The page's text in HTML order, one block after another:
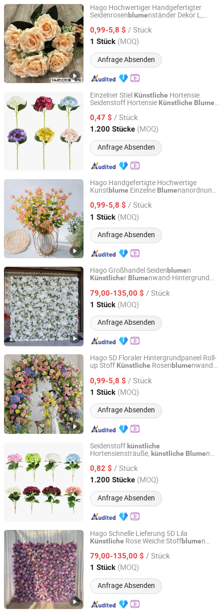
Hago Hochwertiger Handgefertigter
Seidenrosenblumenständer Dekor L,
Künstlicher Pflanzenanzeige für
Hochzeitsdekoration
0,99-5,8 $ / Stück
1 Stück (MOQ)
Anfrage Absenden
Hangzhou Hago Enterprise Development Co., Ltd.
Zhejiang, China Seit 2026
Einzelner Stiel Künstliche Hortensie
Seidenstoff Hortensie Künstliche Blumen
0,47 $ / Stück
1.200 Stücke (MOQ)
Anfrage Absenden
Zhejiang Hansy Craft Co., Ltd
Zhejiang, China Seit 2026
Hago Handgefertigte Hochwertige
Kunstblume Einzelne Blumenanordnung
Hochzeitsheimdekoration
0,99-5,8 $ / Stück
1 Stück (MOQ)
Anfrage Absenden
Hangzhou Hago Enterprise Development Co., Ltd.
Zhejiang, China Seit 2026
Hago Großhandel Seidenblumen
Künstlicher Blumenwand-Hintergrund
79,00-135,00 $ / Stück
1 Stück (MOQ)
Anfrage Absenden
Hangzhou Hago Enterprise Development Co., Ltd.
Zhejiang, China Seit 2026
Hago 5D Floraler Hintergrundpaneel Roll-
up Stoff Künstliche Rosenblumenwand
Hochzeitsbühnenhintergrunddekoration
0,99-5,8 $ / Stück
1 Stück (MOQ)
Anfrage Absenden
Hangzhou Hago Enterprise Development Co., Ltd.
Zhejiang, China Seit 2026
Seidenstoff künstliche
Hortensiensträuße, künstliche Blumen
0,82 $ / Stück
1.200 Stücke (MOQ)
Anfrage Absenden
Zhejiang Hansy Craft Co., Ltd
Zhejiang, China Seit 2026
Hago Schnelle Lieferung 5D Lila
Künstliche Rose Weiche Stoffblumen
79,00-135,00 $ / Stück
1 Stück (MOQ)
Anfrage Absenden
Hangzhou Hago Enterprise Development Co., Ltd.
Zhejiang, China Seit 2026